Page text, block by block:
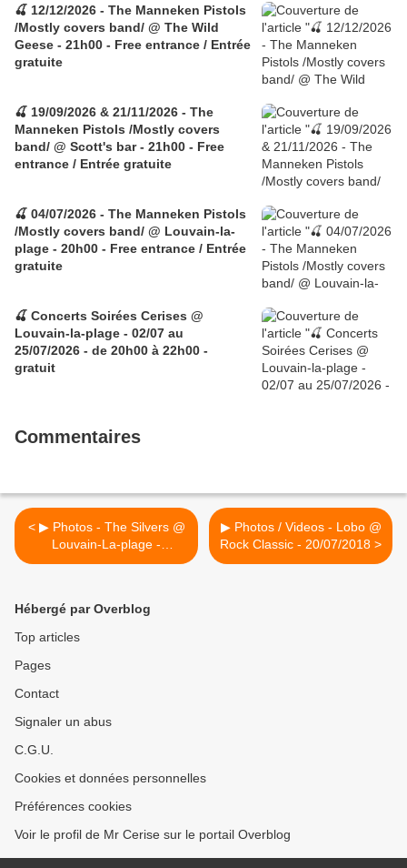
🍒 12/12/2026 - The Manneken Pistols
/Mostly covers band/ @ The Wild
Geese - 21h00 - Free entrance / Entrée
gratuite
🍒 19/09/2026 & 21/11/2026 - The
Manneken Pistols /Mostly covers
band/ @ Scott's bar - 21h00 - Free
entrance / Entrée gratuite
🍒 04/07/2026 - The Manneken Pistols
/Mostly covers band/ @ Louvain-la-
plage - 20h00 - Free entrance / Entrée
gratuite
🍒 Concerts Soirées Cerises @
Louvain-la-plage - 02/07 au
25/07/2026 - de 20h00 à 22h00 -
gratuit
Commentaires
< ▶ Photos - The Silvers @
Louvain-La-plage -
21/07/2018
▶ Photos / Videos - Lobo @
Rock Classic - 20/07/2018 >
Hébergé par Overblog
Top articles
Pages
Contact
Signaler un abus
C.G.U.
Cookies et données personnelles
Préférences cookies
Voir le profil de Mr Cerise sur le portail Overblog